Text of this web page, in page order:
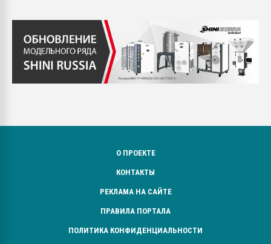
О ПРОЕКТЕ
КОНТАКТЫ
РЕКЛАМА НА САЙТЕ
ПРАВИЛА ПОРТАЛА
ПОЛИТИКА КОНФИДЕНЦИАЛЬНОСТИ